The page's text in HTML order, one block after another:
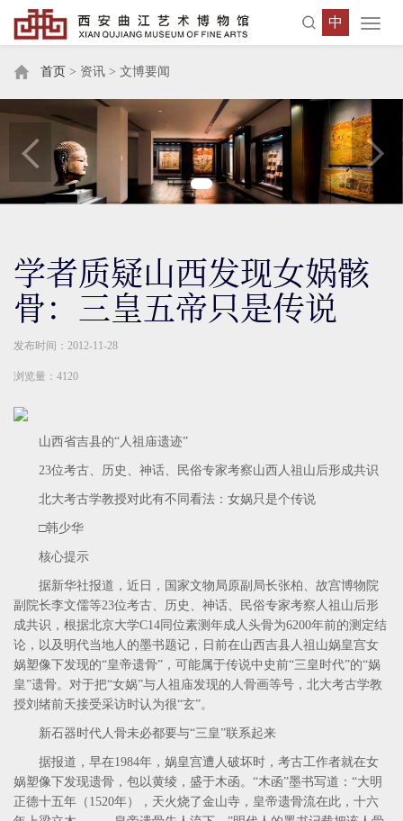
中
首页 > 资讯 > 文博要闻
学者质疑山西发现女娲骸
骨：三皇五帝只是传说
发布时间：2012-11-28
浏览量：4120
山西省吉县的“人祖庙遗迹”
23位考古、历史、神话、民俗专家考察山西人祖山后形成共识
北大考古学教授对此有不同看法：女娲只是个传说
□韩少华
核心提示
据新华社报道，近日，国家文物局原副局长张柏、故宫博物院
副院长李文儒等23位考古、历史、神话、民俗专家考察人祖山后形
成共识，根据北京大学C14同位素测年成人头骨为6200年前的测定结
论，以及明代当地人的墨书题记，日前在山西吉县人祖山娲皇宫女
娲塑像下发现的“皇帝遗骨”，可能属于传说中史前“三皇时代”的“娲
皇”遗骨。对于把“女娲”与人祖庙发现的人骨画等号，北大考古学教
授刘绪前天接受采访时认为很“玄”。
新石器时代人骨未必都要与“三皇”联系起来
据报道，早在1984年，娲皇宫遭人破坏时，考古工作者就在女
娲塑像下发现遗骨，包以黄绫，盛于木函。“木函”墨书写道：“大明
正德十五年（1520年），天火烧了金山寺，皇帝遗骨流在此，十六